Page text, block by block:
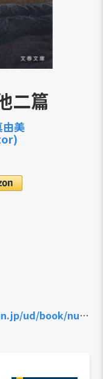
二篇
由美
num/9784167922795